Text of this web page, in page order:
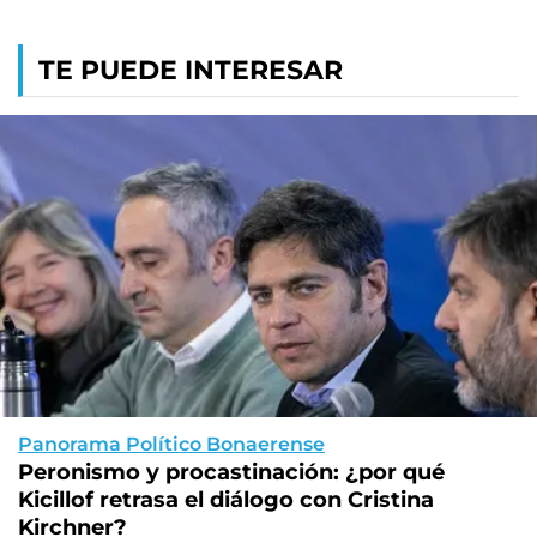
TE PUEDE INTERESAR
Panorama Político Bonaerense
Peronismo y procastinación: ¿por qué
Kicillof retrasa el diálogo con Cristina
Kirchner?